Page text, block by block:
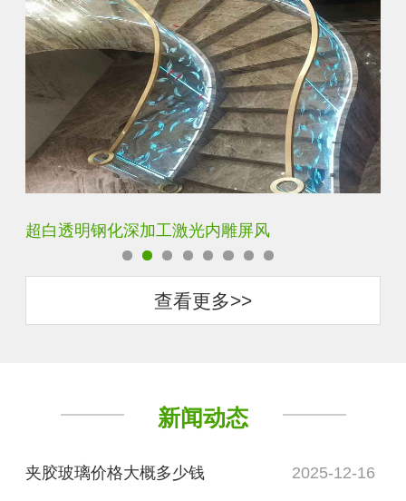
玄关水晶立体雕刻3D激光内雕玻璃
查看更多>>
新闻动态
夹胶玻璃价格大概多少钱 2025-12-16